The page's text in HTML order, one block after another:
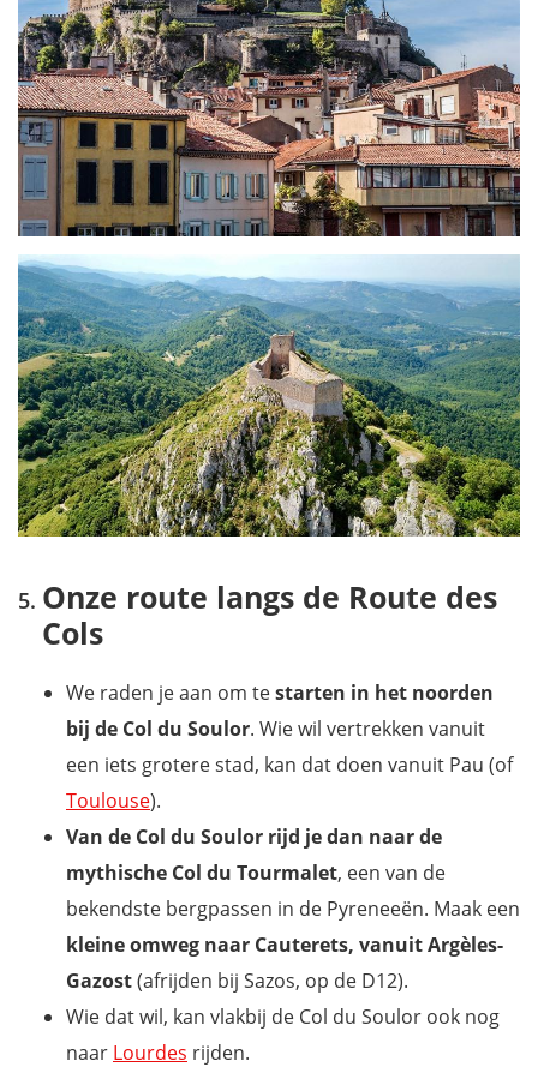
Onze route langs de Route des
Cols
We raden je aan om testarten in het noorden
bij de Col du Soulor. Wie wil vertrekken vanuit
een iets grotere stad, kan dat doen vanuit Pau (of
Toulouse).
Van de Col du Soulor rijd je dan naar de
mythische Col du Tourmalet, een van de
bekendste bergpassen in de Pyreneeën. Maak een
kleine omweg naar Cauterets, vanuit Argèles-
Gazost(afrijden bij Sazos, op de D12).
Wie dat wil, kan vlakbij de Col du Soulor ook nog
naar Lourdes rijden.